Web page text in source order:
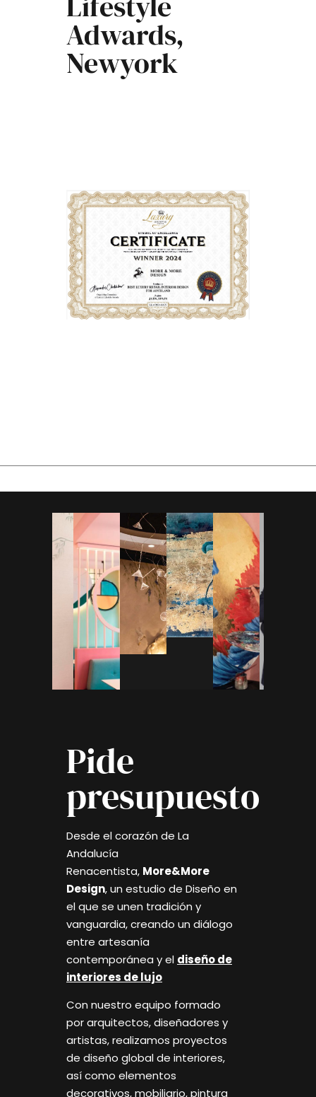
Adwards,
Newyork
Pide
presupuesto
Desde el corazón de La
Andalucía
Renacentista, More&More
Design, un estudio de Diseño en
el que se unen tradición y
vanguardia, creando un diálogo
entre artesanía
contemporánea y el diseño de
interiores de lujo
Con nuestro equipo formado
por arquitectos, diseñadores y
artistas, realizamos proyectos
de diseño global de interiores,
así como elementos
decorativos, mobiliario, pintura